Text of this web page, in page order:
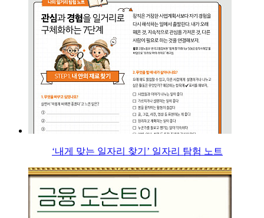
‘내게 맞는 일자리 찾기’ 일자리 탐험 노트